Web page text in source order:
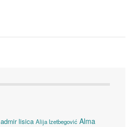
admir lisica Alija Izetbegović Alma